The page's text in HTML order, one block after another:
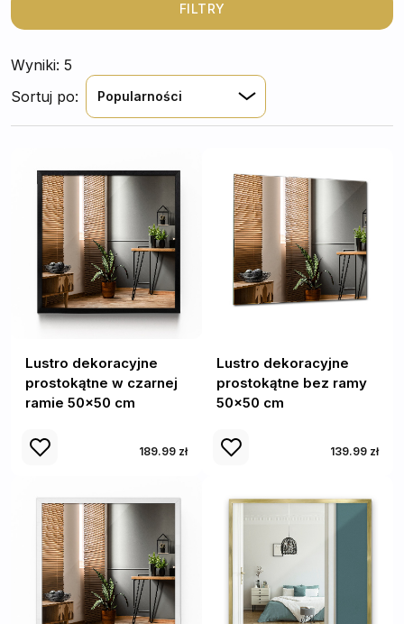
FILTRY
Wyniki: 5
Sortuj po:
Popularności
Lustro dekoracyjne
prostokątne w czarnej
ramie 50x50 cm
189.99 zł
Lustro dekoracyjne
prostokątne bez ramy
50x50 cm
139.99 zł